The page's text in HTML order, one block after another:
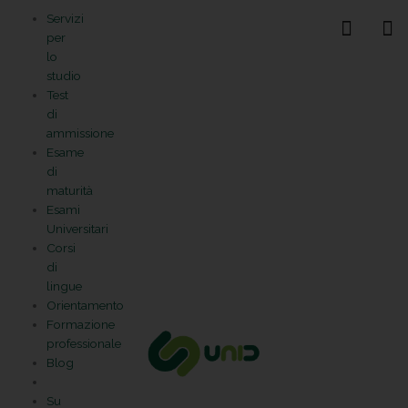
contenuto
Servizi
per
lo
studio
Test
di
ammissione
Esame
di
maturità
Esami
Universitari
Corsi
di
lingue
Orientamento
Formazione
professionale
Blog
Su